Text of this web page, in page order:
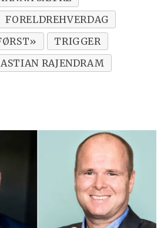
FORELDREHVERDAG
TRIGGER
RAJENDRAM